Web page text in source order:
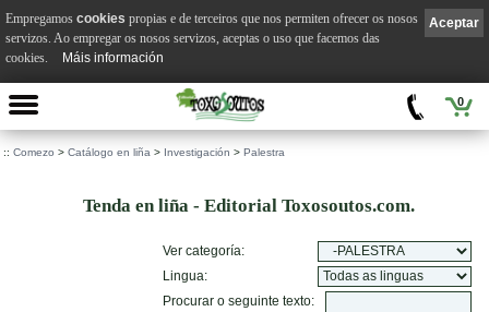
0
:: Comezo > Catálogo en liña > Investigación > Palestra
Tenda en liña - Editorial Toxosoutos.com.
Ver categoría:
Lingua:
Procurar o seguinte texto:
Aceptar
Empregamos cookies propias e de terceiros que nos permiten ofrecer os nosos
servizos. Ao empregar os nosos servizos, aceptas o uso que facemos das
cookies.
Máis información